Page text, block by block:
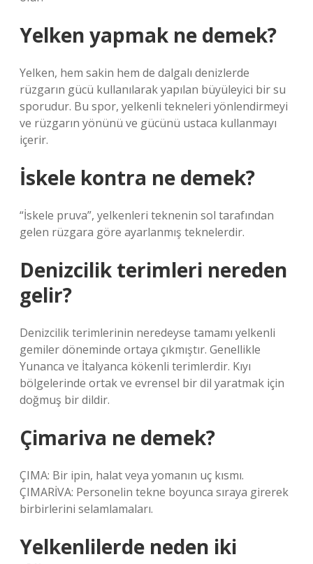
Yelken yapmak ne demek?
Yelken, hem sakin hem de dalgalı denizlerde
rüzgarın gücü kullanılarak yapılan büyüleyici bir su
sporudur. Bu spor, yelkenli tekneleri yönlendirmeyi
ve rüzgarın yönünü ve gücünü ustaca kullanmayı
içerir.
İskele kontra ne demek?
“İskele pruva”, yelkenleri teknenin sol tarafından
gelen rüzgara göre ayarlanmış teknelerdir.
Denizcilik terimleri nereden
gelir?
Denizcilik terimlerinin neredeyse tamamı yelkenli
gemiler döneminde ortaya çıkmıştır. Genellikle
Yunanca ve İtalyanca kökenli terimlerdir. Kıyı
bölgelerinde ortak ve evrensel bir dil yaratmak için
doğmuş bir dildir.
Çimariva ne demek?
ÇIMA: Bir ipin, halat veya yomanın uç kısmı.
ÇIMARİVA: Personelin tekne boyunca sıraya girerek
birbirlerini selamlamaları.
Yelkenlilerde neden iki